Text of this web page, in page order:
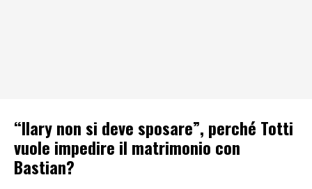
“Ilary non si deve sposare”, perché Totti
vuole impedire il matrimonio con
Bastian?